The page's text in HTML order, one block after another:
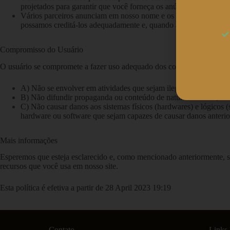
projetados para garantir que você forneça os anúncios mais
Vários parceiros anunciam em nosso nome e os cookies de
possamos creditá-los adequadamente e, quando aplicável,
Compromisso do Usuário
O usuário se compromete a fazer uso adequado dos conteúdos e da
A) Não se envolver em atividades que sejam ilegais ou
B) Não difundir propaganda ou conteúdo de natureza racista,
C) Não causar danos aos sistemas físicos (hardwares) e
hardware ou software que sejam capazes de causar danos
Mais informações
Esperemos que esteja esclarecido e, como mencionado
recursos que você usa em nosso site.
Esta política é efetiva a partir de 28 April 2023 19:19